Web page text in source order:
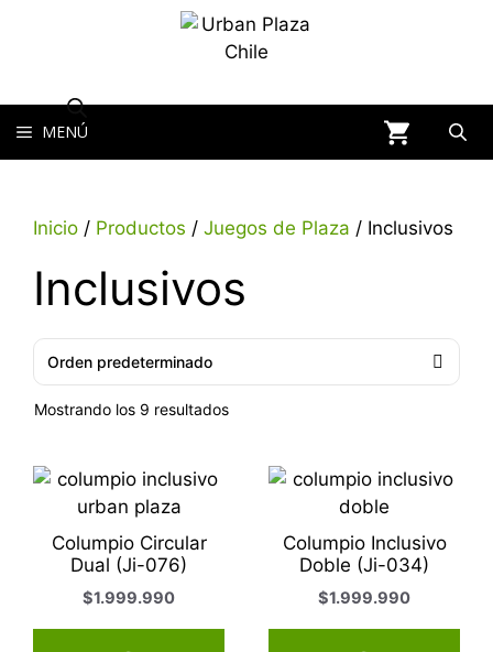
MENÚ
Inicio / Productos / Juegos de Plaza / Inclusivos
Inclusivos
Mostrando los 9 resultados
Columpio Circular
Dual (Ji-076)
$1.999.990
Columpio Inclusivo
Doble (Ji-034)
$1.999.990